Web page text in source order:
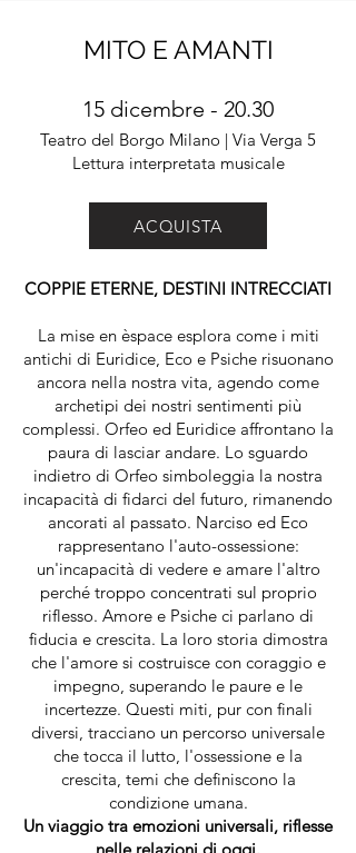
MITO E AMANTI
15 dicembre - 20.30
Teatro del Borgo Milano | Via Verga 5
Lettura interpretata musicale
COPPIE ETERNE, DESTINI INTRECCIATI
La mise en èspace esplora come i miti
antichi di Euridice, Eco e Psiche risuonano
ancora nella nostra vita, agendo come
archetipi dei nostri sentimenti più
complessi. Orfeo ed Euridice affrontano la
paura di lasciar andare. Lo sguardo
indietro di Orfeo simboleggia la nostra
incapacità di fidarci del futuro, rimanendo
ancorati al passato. Narciso ed Eco
rappresentano l'auto-ossessione:
un'incapacità di vedere e amare l'altro
perché troppo concentrati sul proprio
riflesso. Amore e Psiche ci parlano di
fiducia e crescita. La loro storia dimostra
che l'amore si costruisce con coraggio e
impegno, superando le paure e le
incertezze. Questi miti, pur con finali
diversi, tracciano un percorso universale
che tocca il lutto, l'ossessione e la
crescita, temi che definiscono la
condizione umana.
Un viaggio tra emozioni universali, riflesse
ACQUISTA